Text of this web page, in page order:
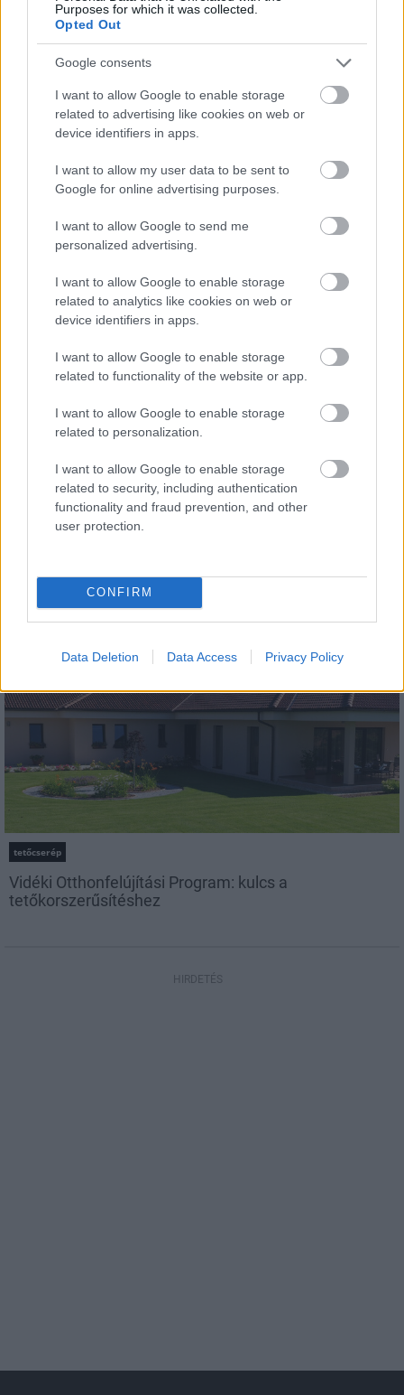
Purposes for which it was collected.
Opted Out
Google consents
I want to allow Google to enable storage
related to advertising like cookies on web or
device identifiers in apps.
I want to allow my user data to be sent to
Google for online advertising purposes.
I want to allow Google to send me
personalized advertising.
I want to allow Google to enable storage
related to analytics like cookies on web or
device identifiers in apps.
I want to allow Google to enable storage
related to functionality of the website or app.
I want to allow Google to enable storage
related to personalization.
I want to allow Google to enable storage
related to security, including authentication
functionality and fraud prevention, and other
user protection.
CONFIRM
Data Deletion Data Access Privacy Policy
tetőcserép
Tetőépítés -és felújítás? Legyen tudatos a
költségtervezésben!
tetőcserép
tetőcserép
Vidéki Otthonfelújítási Program: kulcs a
tetőkorszerűsítéshez
HIRDETÉS